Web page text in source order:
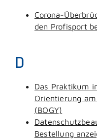
Corona-
den Profisport
D
Das Praktikum
Orientierung
(BOGY)
Bestellung